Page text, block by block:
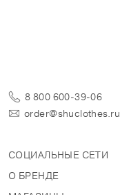
8 800 600-39-06
order@shuclothes.ru
СОЦИАЛЬНЫЕ СЕТИ
О БРЕНДЕ